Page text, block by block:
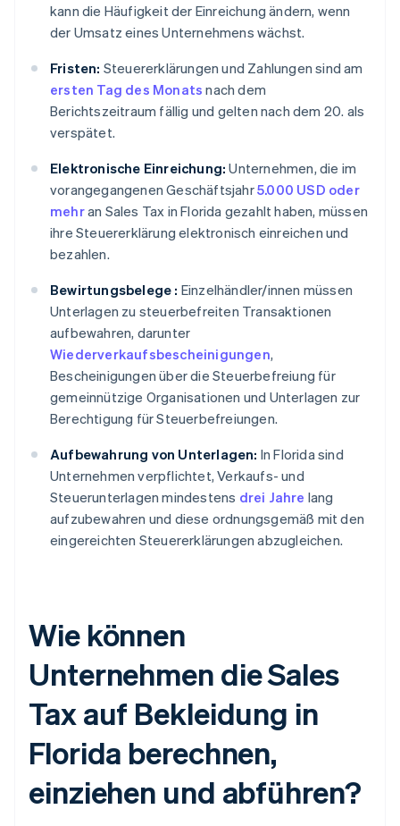
kann die Häufigkeit der Einreichung ändern, wenn
der Umsatz eines Unternehmens wächst.
Fristen: Steuererklärungen und Zahlungen sind am
ersten Tag des Monats nach dem
Berichtszeitraum fällig und gelten nach dem 20. als
verspätet.
Elektronische Einreichung: Unternehmen, die im
vorangegangenen Geschäftsjahr5.000 USD oder
mehran Sales Tax in Florida gezahlt haben, müssen
ihre Steuererklärung elektronisch einreichen und
bezahlen.
Bewirtungsbelege : Einzelhändler/innen müssen
Unterlagen zu steuerbefreiten Transaktionen
aufbewahren, darunter
Wiederverkaufsbescheinigungen,
Bescheinigungen über die Steuerbefreiung für
gemeinnützige Organisationen und Unterlagen zur
Berechtigung für Steuerbefreiungen.
Aufbewahrung von Unterlagen: In Florida sind
Unternehmen verpflichtet, Verkaufs- und
Steuerunterlagen mindestens drei Jahre lang
aufzubewahren und diese ordnungsgemäß mit den
eingereichten Steuererklärungen abzugleichen.
Wie können
Unternehmen die Sales
Tax auf Bekleidung in
Florida berechnen,
einziehen und abführen?